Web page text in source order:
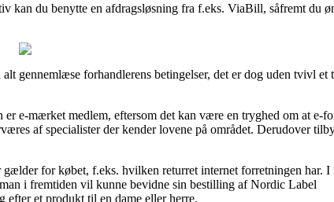
kan du benytte en afdragsløsning fra f.eks. ViaBill, såfremt du
gennemlæse forhandlerens betingelser, det er dog uden tvivl et
e-mærket medlem, eftersom det kan være en tryghed om at e-
af specialister der kender lovene på området. Derudover
for købet, f.eks. hvilken returret internet forretningen har. I
i fremtiden vil kunne bevidne sin bestilling af Nordic Label
efter et produkt til en dame eller herre.